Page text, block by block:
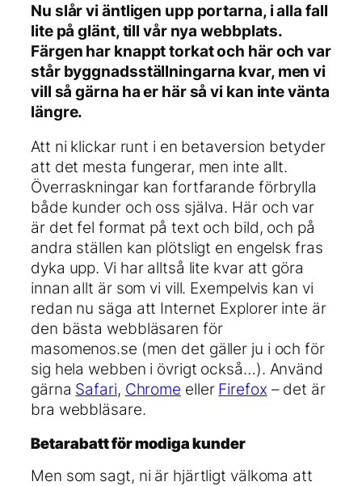
Nu slår vi äntligen upp portarna, i alla fall
lite på glänt, till vår nya webbplats.
Färgen har knappt torkat och här och var
står byggnadsställningarna kvar, men vi
vill så gärna ha er här så vi kan inte vänta
längre.
Att ni klickar runt i en betaversion betyder
att det mesta fungerar, men inte allt.
Överraskningar kan fortfarande förbrylla
både kunder och oss själva. Här och var
är det fel format på text och bild, och på
andra ställen kan plötsligt en engelsk fras
dyka upp. Vi har alltså lite kvar att göra
innan allt är som vi vill. Exempelvis kan vi
redan nu säga att Internet Explorer inte är
den bästa webbläsaren för
masomenos.se (men det gäller ju i och för
sig hela webben i övrigt också…). Använd
gärna Safari, Chrome eller Firefox – det är
bra webbläsare.
Betarabatt för modiga kunder
Men som sagt, ni är hjärtligt välkoma att